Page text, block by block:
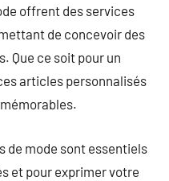
offrent des services
de concevoir des
Que ce soit pour un
articles personnalisés
de mode sont essentiels
et pour exprimer votre